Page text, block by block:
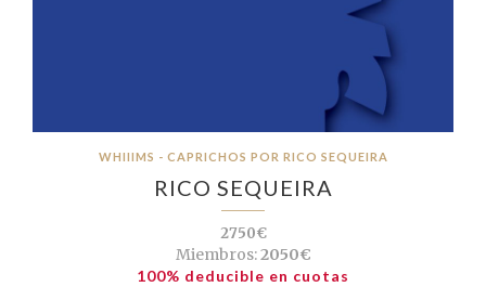
WHIIIMS - CAPRICHOS POR RICO SEQUEIRA
RICO SEQUEIRA
2750€
Miembros:2050€
100% deducible en cuotas